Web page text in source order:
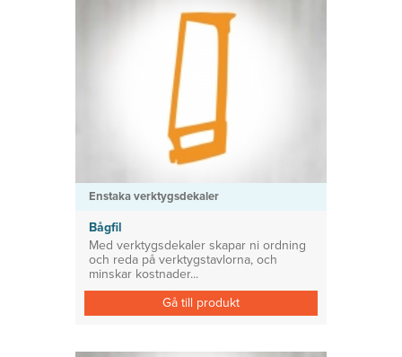
Enstaka verktygsdekaler
Bågfil
Med verktygsdekaler skapar ni ordning
och reda på verktygstavlorna, och
minskar kostnader...
Gå till produkt